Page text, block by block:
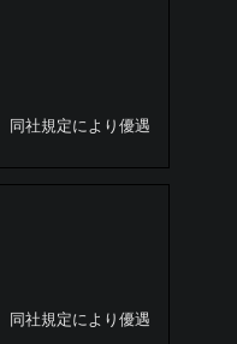
同社規定により優遇
同社規定により優遇